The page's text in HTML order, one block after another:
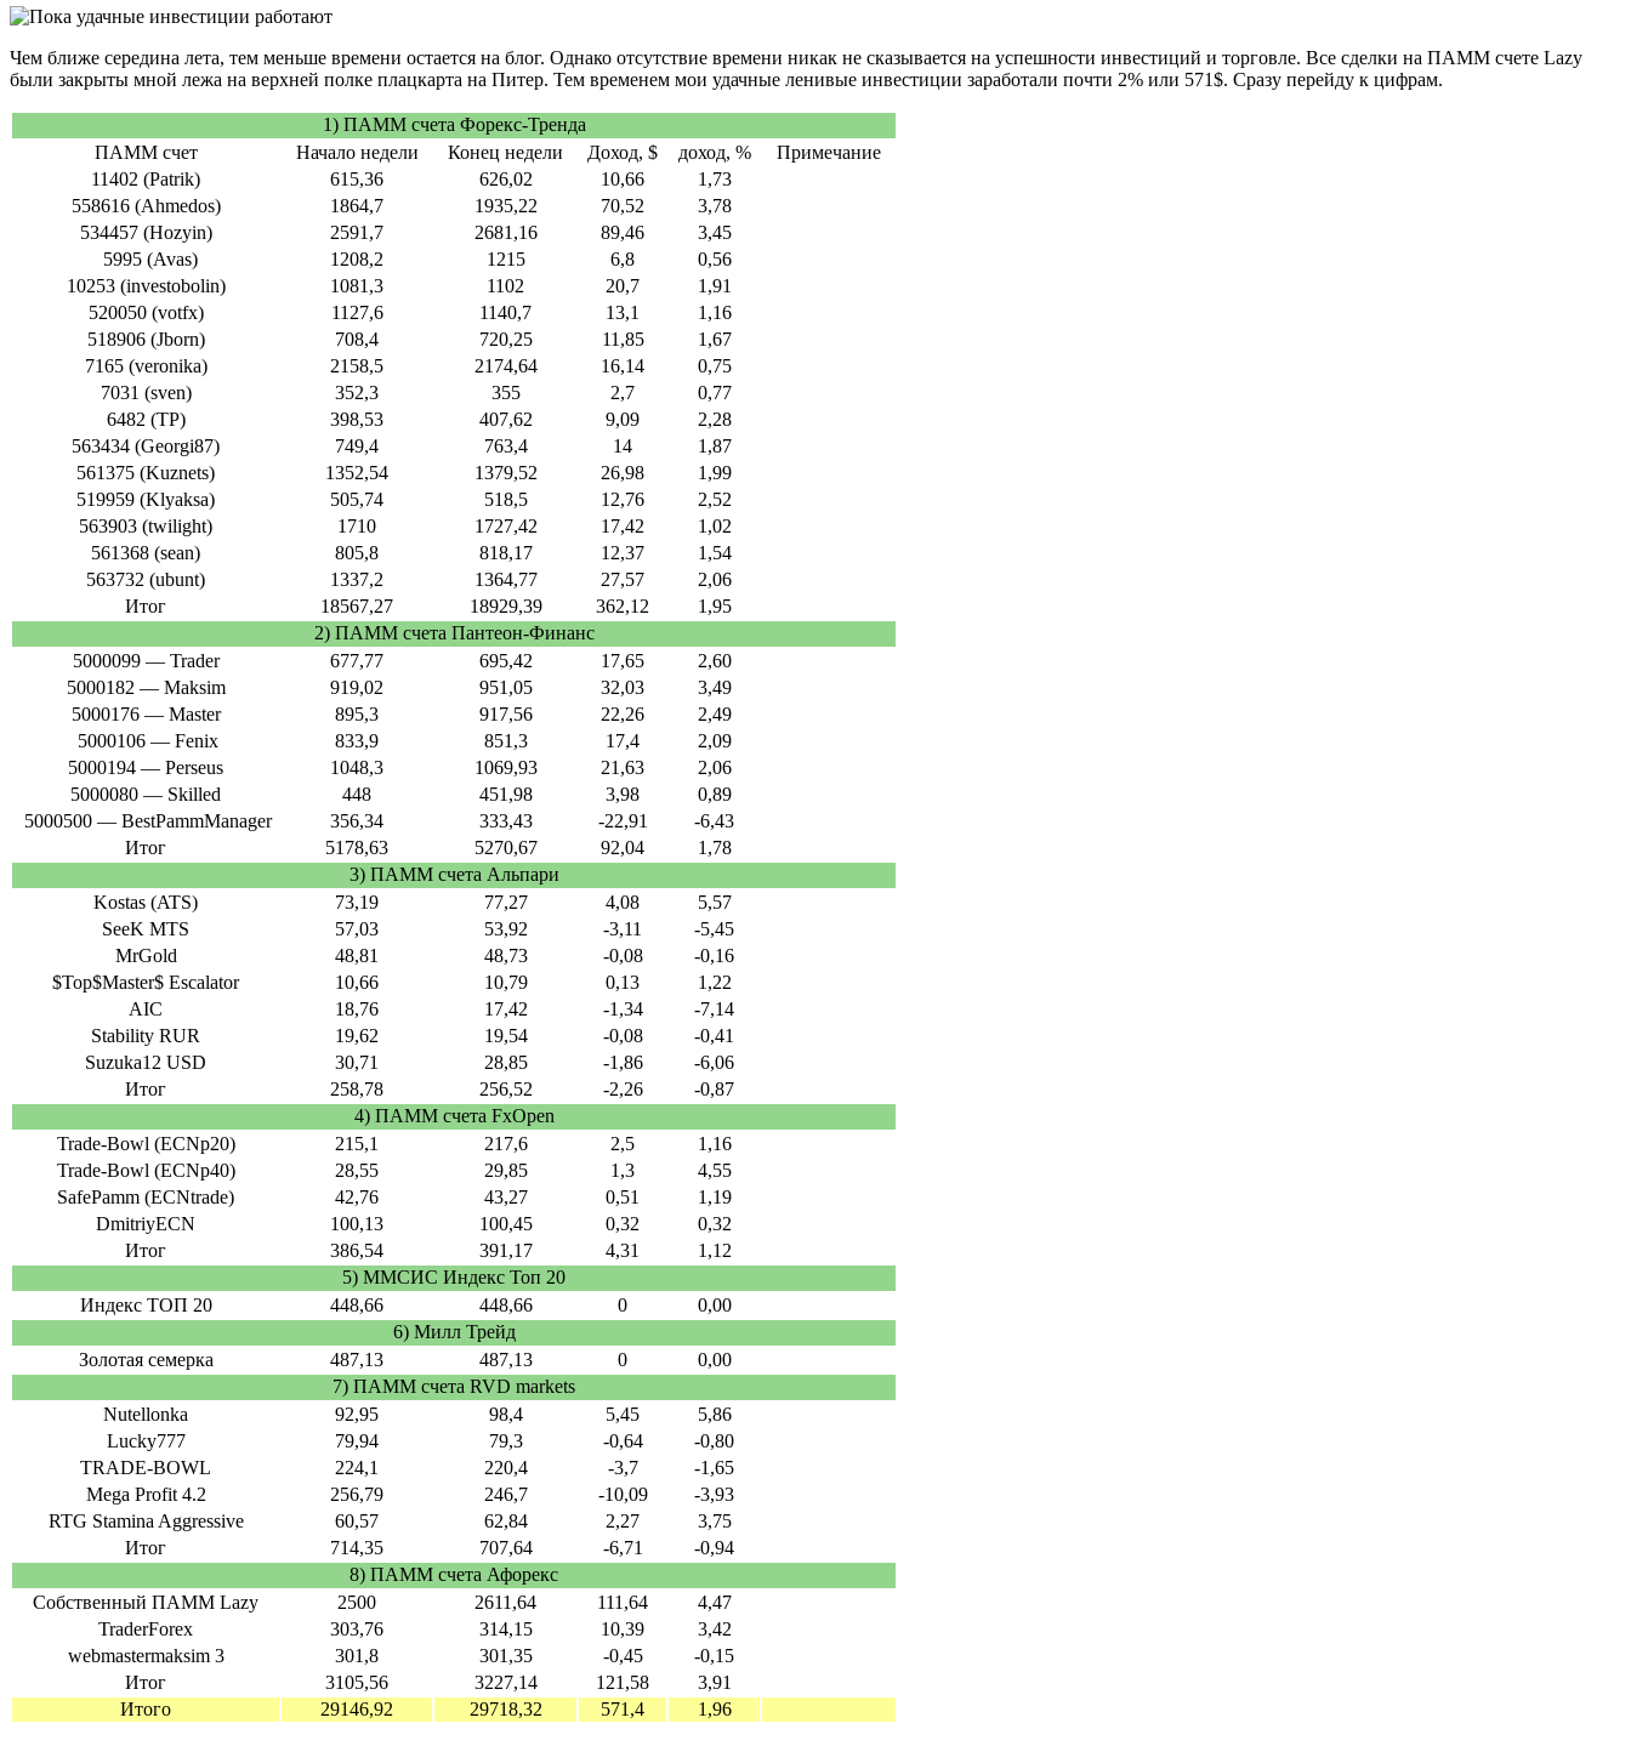
Чем ближе середина лета, тем меньше времени остается на блог. Однако отсутствие времени никак не сказывается на успешности инвестиций и торговле. Все сделки на ПАММ счете Lazy
были закрыты мной лежа на верхней полке плацкарта на Питер. Тем временем мои удачные ленивые инвестиции заработали почти 2% или 571$. Сразу перейду к цифрам.
1) ПАММ счета Форекс-Тренда
ПАММ счет
Начало недели Конец недели Доход, $ доход, %
Примечание
11402 (Patrik)
615,36 626,02 10,66
1,73
558616 (Ahmedos)
1864,7 1935,22 70,52
3,78
534457 (Hozyin)
2591,7 2681,16 89,46
3,45
5995 (Avas)
1208,2 1215 6,8
0,56
10253 (investobolin)
1081,3 1102 20,7
1,91
520050 (votfx)
1127,6 1140,7 13,1
1,16
518906 (Jborn)
708,4 720,25 11,85
1,67
7165 (veronika)
2158,5 2174,64 16,14
0,75
7031 (sven)
352,3 355 2,7
0,77
6482 (TP)
398,53 407,62 9,09
2,28
563434 (Georgi87)
749,4 763,4 14
1,87
561375 (Kuznets)
1352,54 1379,52 26,98
1,99
519959 (Klyaksa)
505,74 518,5 12,76
2,52
563903 (twilight)
1710 1727,42 17,42
1,02
561368 (sean)
805,8 818,17 12,37
1,54
563732 (ubunt)
1337,2 1364,77 27,57
2,06
Итог
18567,27 18929,39 362,12
1,95
2) ПАММ счета Пантеон-Финанс
5000099 — Trader
677,77 695,42 17,65
2,60
5000182 — Maksim
919,02 951,05 32,03
3,49
5000176 — Master
895,3 917,56 22,26
2,49
5000106 — Fenix
833,9 851,3 17,4
2,09
5000194 — Perseus
1048,3 1069,93 21,63
2,06
5000080 — Skilled
448 451,98 3,98
0,89
5000500 — BestPammManager
356,34 333,43 -22,91
-6,43
Итог
5178,63 5270,67 92,04
1,78
3) ПАММ счета Альпари
Kostas (ATS)
73,19 77,27 4,08
5,57
SeeK MTS
57,03 53,92 -3,11
-5,45
MrGold
48,81 48,73 -0,08
-0,16
$Top$Master$ Escalator
10,66 10,79 0,13
1,22
AIC
18,76 17,42 -1,34
-7,14
Stability RUR
19,62 19,54 -0,08
-0,41
Suzuka12 USD
30,71 28,85 -1,86
-6,06
Итог
258,78 256,52 -2,26
-0,87
4) ПАММ счета FxOpen
Trade-Bowl (ECNp20)
215,1 217,6 2,5
1,16
Trade-Bowl (ECNp40)
28,55 29,85 1,3
4,55
SafePamm (ECNtrade)
42,76 43,27 0,51
1,19
DmitriyECN
100,13 100,45 0,32
0,32
Итог
386,54 391,17 4,31
1,12
5) ММСИС Индекс Топ 20
Индекс ТОП 20
448,66 448,66 0
0,00
6) Милл Трейд
Золотая семерка
487,13 487,13 0
0,00
7) ПАММ счета RVD markets
Nutellonka
92,95 98,4 5,45
5,86
Lucky777
79,94 79,3 -0,64
-0,80
TRADE-BOWL
224,1 220,4 -3,7
-1,65
Mega Profit 4.2
256,79 246,7 -10,09
-3,93
RTG Stamina Aggressive
60,57 62,84 2,27
3,75
Итог
714,35 707,64 -6,71
-0,94
8) ПАММ счета Афорекс
Собственный ПАММ Lazy
2500 2611,64 111,64
4,47
TraderForex
303,76 314,15 10,39
3,42
webmastermaksim 3
301,8 301,35 -0,45
-0,15
Итог
3105,56 3227,14 121,58
3,91
Итого
29146,92 29718,32 571,4 1,96